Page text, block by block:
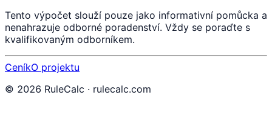
Tento výpočet slouží pouze jako informativní pomůcka a
nenahrazuje odborné poradenství. Vždy se poraďte s
kvalifikovaným odborníkem.
CeníkO projektu
© 2026 RuleCalc · rulecalc.com